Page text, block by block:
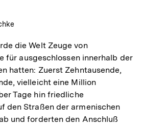
die Welt Zeuge von
für ausgeschlossen innerhalb der
hatten: Zuerst Zehntausende,
vielleicht eine Million
Tage hin friedliche
den Straßen der armenischen
und forderten den Anschluß